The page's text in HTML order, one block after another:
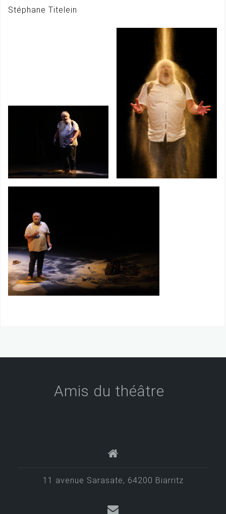
Stéphane Titelein
Amis du théâtre
11 avenue Sarasate, 64200 Biarritz